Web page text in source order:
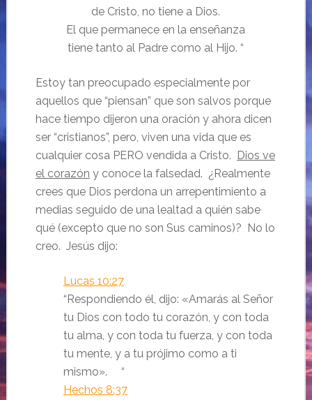
de Cristo, no tiene a Dios.
El que permanece en la enseñanza
tiene tanto al Padre como al Hijo. “
Estoy tan preocupado especialmente por
aquellos que “piensan” que son salvos porque
hace tiempo dijeron una oración y ahora dicen
ser “cristianos”, pero, viven una vida que es
cualquier cosa PERO vendida a Cristo. Dios ve
el corazón y conoce la falsedad. ¿Realmente
crees que Dios perdona un arrepentimiento a
medias seguido de una lealtad a quién sabe
qué (excepto que no son Sus caminos)? No lo
creo. Jesús dijo:
Lucas 10:27
“Respondiendo él, dijo: «Amarás al Señor
tu Dios con todo tu corazón, y con toda
tu alma, y con toda tu fuerza, y con toda
tu mente, y a tu prójimo como a ti
mismo». “
Hechos 8:37